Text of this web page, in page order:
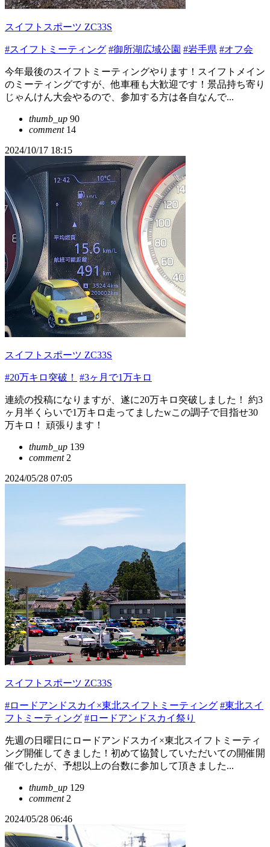
スイフトスポーツ ZC33S
#スイフトミーティング #御所湖広域公園 #岩手県 #オフ会
今年最後のスイフトミーティングやります！スイフトメイン
のミーティングですが、他車種も大歓迎です！景品持ち寄り
じゃんけん大会やるので、参加する方は各自なんで...
thumb_up 90
comment14
2024/10/17 18:15
スイフトスポーツ ZC33S
#20万キロ突破！ #3ヶ月で1万キロ
連続の投稿になりますが、遂に20万キロ突破しました！ 約3
ヶ月半くらいで1万キロ走ってましたwこの調子で目指せ30
万キロ！ 頑張ります！
thumb_up 139
comment2
2024/05/28 07:05
スイフトスポーツ ZC33S
#ロードアンドスカイ×東北スイフトミーティング #東北スイ
フトミーティング #ロードアンドスカイ祭り
先週の日曜日にロードアンドスカイ×東北スイフトミーティ
ング開催してきました！初めて協賛していただいての開催開
催でしたが、予想以上の台数に参加して頂きました...
thumb_up 129
comment2
2024/05/28 06:46